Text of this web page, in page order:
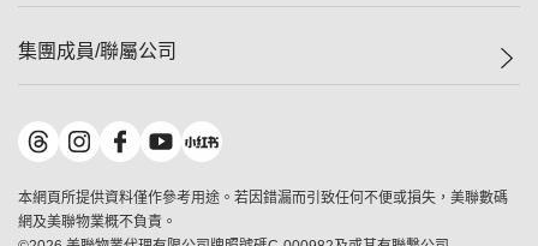
獨家樓盤
租盤
按揭計算機
負擔能力計算機
轉按計算機
繳款方式
歷史成交
屋苑成交排行榜
地區百科
屋苑專頁
美聯精英會
美善會
集團成員/聯屬公司
美聯物業
鋑聯控股*
美聯工商舖*
美聯中國
本網頁所提供資料僅作參考用途。若因錯漏而引致任何不便或損失，美聯數碼
網及美聯物業概不負責。